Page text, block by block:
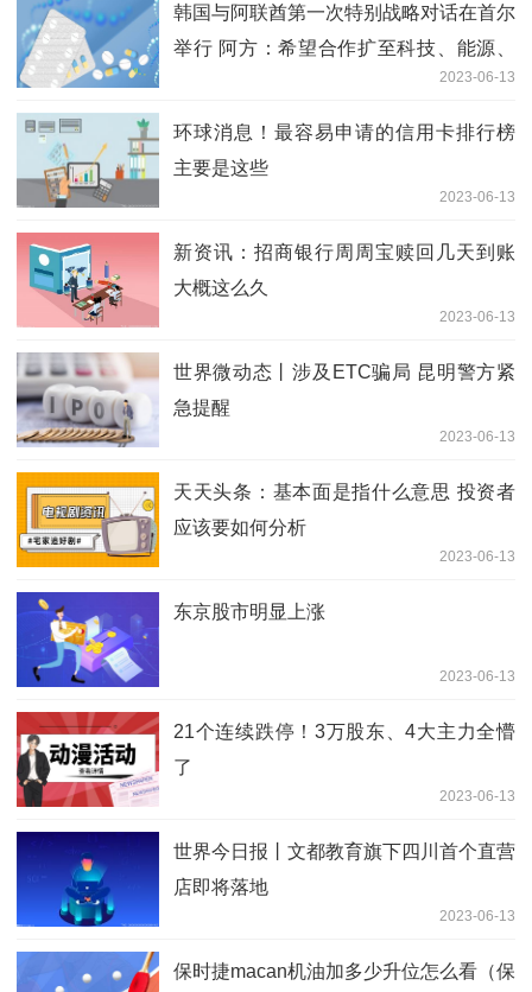
韩国与阿联酋第一次特别战略对话在首尔
举行 阿方：希望合作扩至科技、能源、
2023-06-13
环球消息！最容易申请的信用卡排行榜
主要是这些
2023-06-13
新资讯：招商银行周周宝赎回几天到账
大概这么久
2023-06-13
世界微动态丨涉及ETC骗局 昆明警方紧
急提醒
2023-06-13
天天头条：基本面是指什么意思 投资者
应该要如何分析
2023-06-13
东京股市明显上涨
2023-06-13
21个连续跌停！3万股东、4大主力全懵
了
2023-06-13
世界今日报丨文都教育旗下四川首个直营
店即将落地
2023-06-13
保时捷macan机油加多少升位怎么看（保